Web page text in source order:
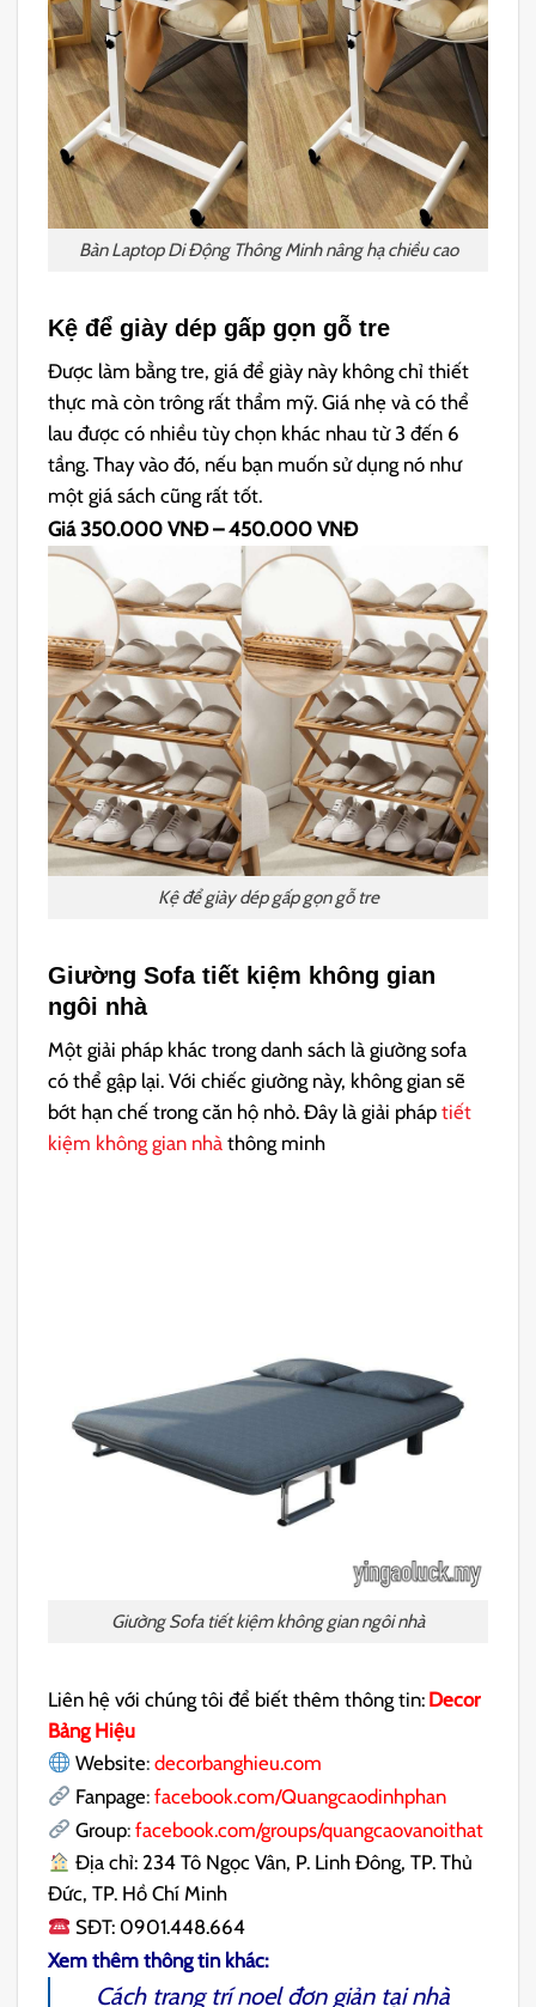
Bàn Laptop Di Động Thông Minh nâng hạ chiều cao
Kệ để giày dép gấp gọn gỗ tre
Được làm bằng tre, giá để giày này không chỉ thiết
thực mà còn trông rất thẩm mỹ. Giá nhẹ và có thể
lau được có nhiều tùy chọn khác nhau từ 3 đến 6
tầng. Thay vào đó, nếu bạn muốn sử dụng nó như
một giá sách cũng rất tốt.
Giá 350.000 VNĐ – 450.000 VNĐ
Kệ để giày dép gấp gọn gỗ tre
Giường Sofa tiết kiệm không gian
ngôi nhà
Một giải pháp khác trong danh sách là giường sofa
có thể gập lại. Với chiếc giường này, không gian sẽ
bớt hạn chế trong căn hộ nhỏ. Đây là giải pháptiết
kiệm không gian nhà thông minh
Giường Sofa tiết kiệm không gian ngôi nhà
Liên hệ với chúng tôi để biết thêm thông tin: Decor
Bảng Hiệu
Website: decorbanghieu.com
Fanpage:facebook.com/Quangcaodinhphan
Group:facebook.com/groups/quangcaovanoithat
Địa chỉ: 234 Tô Ngọc Vân, P. Linh Đông, TP. Thủ
Đức, TP. Hồ Chí Minh
SĐT: 0901.448.664
Xem thêm thông tin khác:
Cách trang trí noel đơn giảntại nhà